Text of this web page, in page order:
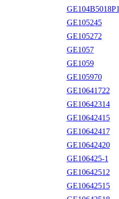
GE104B5018P1
GE105245
GE105272
GE1057
GE1059
GE105970
GE10641722
GE10642314
GE10642415
GE10642417
GE10642420
GE106425-1
GE10642512
GE10642515